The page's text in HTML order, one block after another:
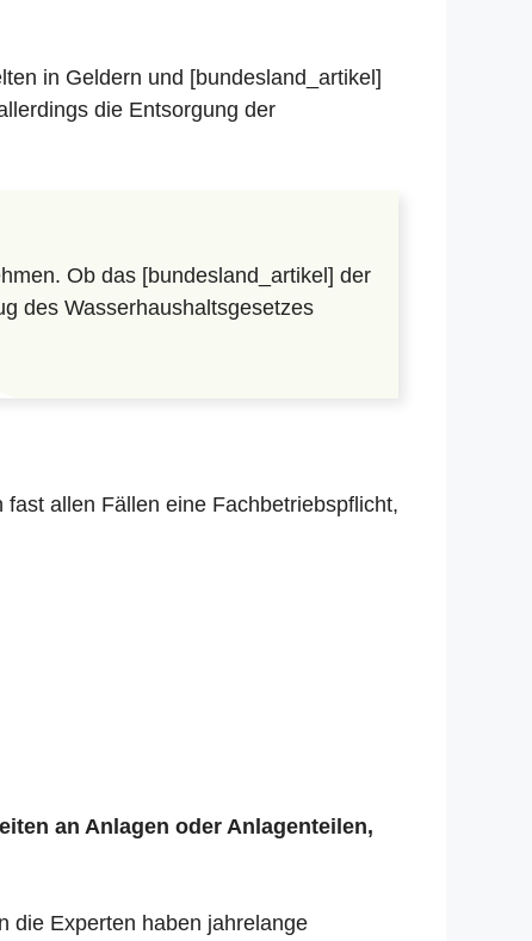
in Geldern und [bundesland_artikel]
die Entsorgung der
Ob das [bundesland_artikel] der
des Wasserhaushaltsgesetzes
fast allen Fällen eine Fachbetriebspflicht,
an Anlagen oder Anlagenteilen,
die Experten haben jahrelange